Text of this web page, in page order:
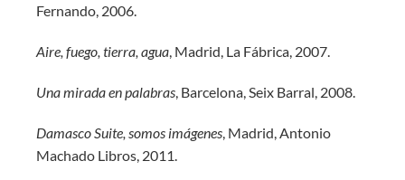
Fernando, 2006.
Aire, fuego, tierra, agua , Madrid, La Fábrica, 2007.
Una mirada en palabras , Barcelona, Seix Barral, 2008.
Damasco Suite, somos imágenes , Madrid, Antonio
Machado Libros, 2011.